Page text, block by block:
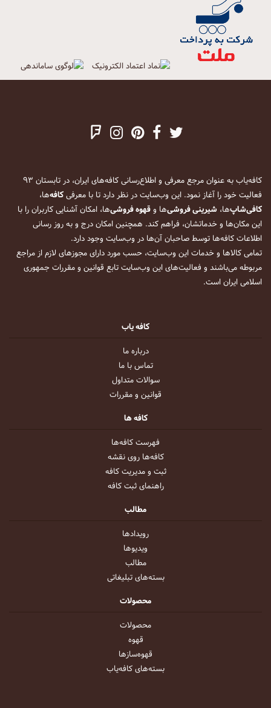
کافه‌یاب به عنوان مرجع معرفی و اطلاع‌رسانی کافه‌های ایران، در تابستان ۹۳
فعالیت خود را آغاز نمود. این وب‌سایت در نظر دارد تا با معرفیکافه‌ها،
کافی‌شاپ‌ها، شیرینی فروشی‌ها وقهوه فروشی‌ها، امکان آشنایی کاربران را با
این مکان‌ها و خدماتشان، فراهم کند. همچنین امکان درج و به روز رسانی
اطلاعات کافه‌ها توسط صاحبان آن‌ها در وب‌سایت وجود دارد.
تمامی کالاها و خدمات این وب‌سایت، حسب مورد دارای مجوزهای لازم از مراجع
مربوطه می‌باشند و فعالیت‌های این وب‌سایت تابع قوانین و مقررات جمهوری
اسلامی ایران است.
کافه یاب
درباره ما
تماس با ما
سوالات متداول
قوانین و مقررات
کافه ها
فهرست کافه‌ها
کافه‌ها روی نقشه
ثبت و مدیریت کافه
راهنمای ثبت کافه
مطالب
رویداد‌ها
ویدیو‌ها
مطالب
بسته‌های تبلیغاتی
محصولات
محصولات
قهوه
قهوه‌ساز‌ها
بسته‌های کافه‌یاب